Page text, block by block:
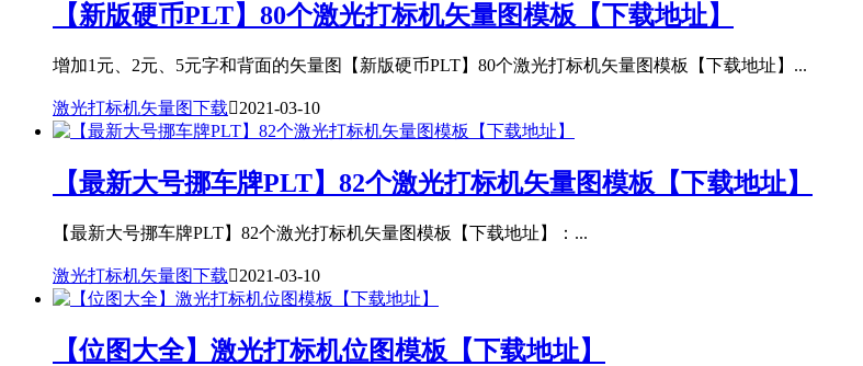
【新版硬币PLT】80个激光打标机矢量图模板【下载地址】
增加1元、2元、5元字和背面的矢量图【新版硬币PLT】80个激光打标机矢量图模板【下载地址】...
激光打标机矢量图下载2021-03-10
【最新大号挪车牌PLT】82个激光打标机矢量图模板【下载地址】
【最新大号挪车牌PLT】82个激光打标机矢量图模板【下载地址】：...
激光打标机矢量图下载2021-03-10
【位图大全】激光打标机位图模板【下载地址】